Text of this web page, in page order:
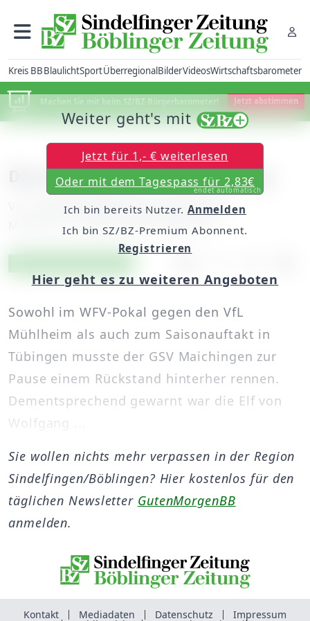
Kreis BBBlaulichtSportÜberregionalBilderVideosWirtschaftsbarometer
Machen Sie mit beim SZ/BZ-Bürgerbarometer! Jetzt abstimmen
Die Anlaufzeit ist viel zu lang
unserem Mitarbeiter Edip Zvizdic
Montag, 18. August 2008, 00:00 Uhr
Sowohl im WFV-Pokal gegen den VfL
Mühlheim als auch zum Saisonauftakt in
Tübingen musste der GSV Maichingen zur
Pause einem Rückstand hinterher rennen.
Dementsprechend gewarnt war die Elf von
Wolfgang ...
Weiter geht's mit
Jetzt für 1,- € weiterlesen
Oder mit dem Tagespass für 2,83€
endet automatisch
Ich bin bereits Nutzer. Anmelden
Ich bin SZ/BZ-Premium Abonnent.
Registrieren
Hier geht es zu weiteren Angeboten
Sie wollen nichts mehr verpassen in der Region
Sindelfingen/Böblingen? Hier kostenlos für den
täglichen Newsletter GutenMorgenBB
anmelden.
Kontakt Mediadaten Datenschutz Impressum